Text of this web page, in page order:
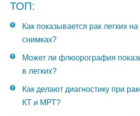
ТОП:
Как показывается рак легких
снимках?
Может ли флюорография
в легких?
Как делают диагностику при
КТ и МРТ?